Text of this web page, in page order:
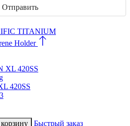
TITANIUM
Holder
420SS
Быстрый заказ